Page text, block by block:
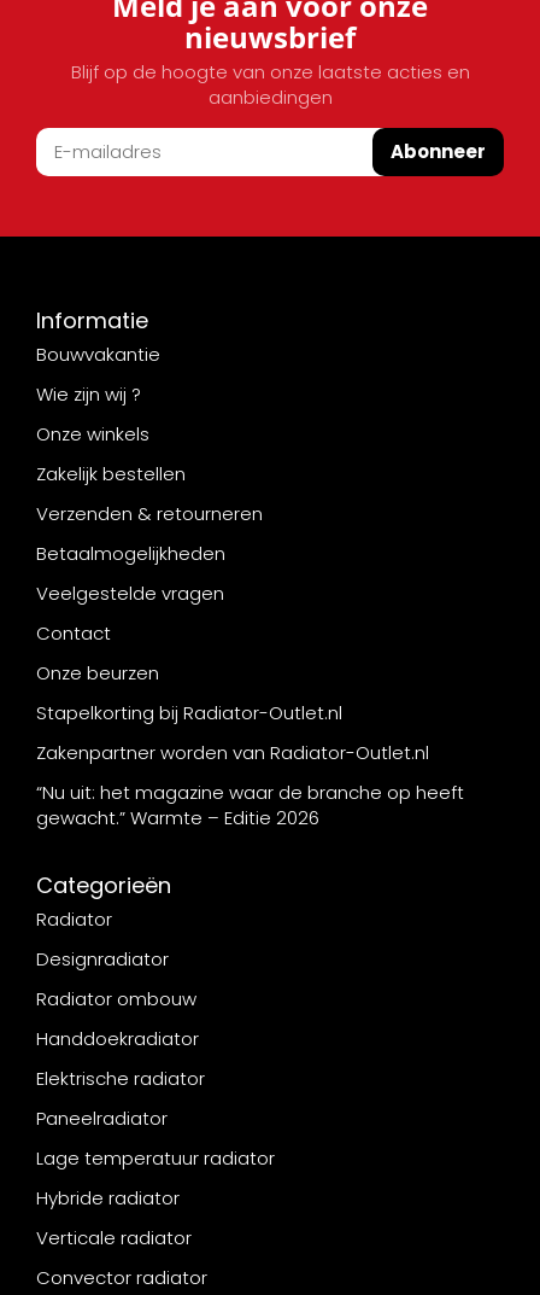
nieuwsbrief
Blijf op de hoogte van onze laatste acties en
aanbiedingen
Abonneer
Informatie
Bouwvakantie
Wie zijn wij ?
Onze winkels
Zakelijk bestellen
Verzenden & retourneren
Betaalmogelijkheden
Veelgestelde vragen
Contact
Onze beurzen
Stapelkorting bij Radiator-Outlet.nl
Zakenpartner worden van Radiator-Outlet.nl
“Nu uit: het magazine waar de branche op heeft
gewacht.” Warmte – Editie 2026
Categorieën
Radiator
Designradiator
Radiator ombouw
Handdoekradiator
Elektrische radiator
Paneelradiator
Lage temperatuur radiator
Hybride radiator
Verticale radiator
Convector radiator